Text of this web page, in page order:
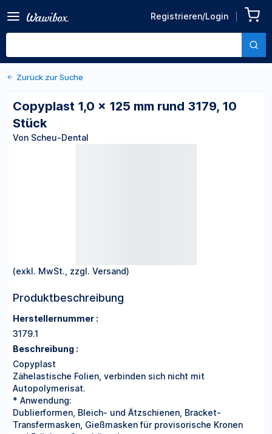
Registrieren/Login
3179, 10 Stück
Von Scheu-Dental
Zurück zu den Produktdetails
Zurück zur Suche
Copyplast 1,0 x 125 mm rund 3179, 10
Stück
Von Scheu-Dental
(exkl. MwSt., zzgl. Versand)
Produktbeschreibung
Herstellernummer :
3179.1
Beschreibung :
Copyplast
Zähelastische Folien, verbinden sich nicht mit
Autopolymerisat.
* Anwendung:
Dublierformen, Bleich- und Ätzschienen, Bracket-
Transfermasken, Gießmasken für provisorische Kronen